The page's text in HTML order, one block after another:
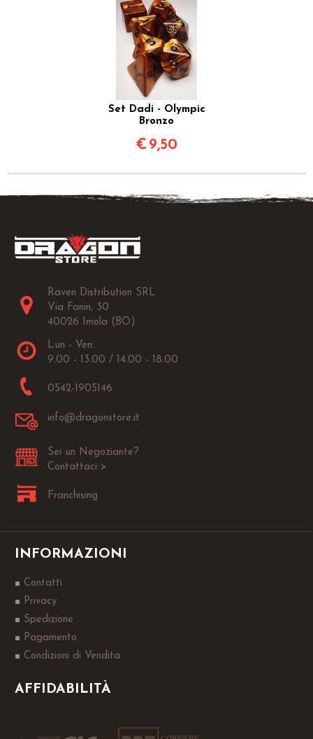
Set Dadi - Olympic
Bronzo
€ 9,50
Raven Distribution SRL
Via Fanin, 30
40026 Imola (BO)
Lun - Ven:
9.00 - 13.00 / 14.00 - 18.00
0542-1905146
info@dragonstore.it
Sei un Negoziante?
Contattaci >
Franchising
INFORMAZIONI
Contatti
Privacy
Spedizione
Pagamento
Condizioni di Vendita
AFFIDABILITÀ